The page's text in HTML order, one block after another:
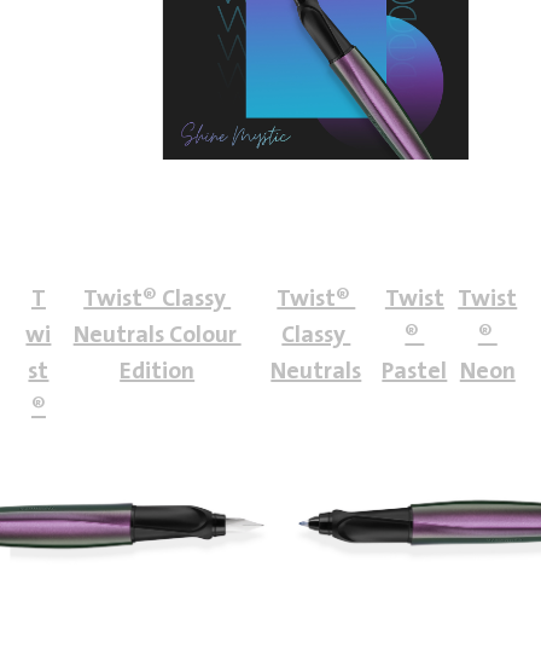
T
wi
st
®
Twist® Classy
Neutrals Colour
Edition
Twist®
Classy
Neutrals
Twist
®
Pastel
Twist
®
Neon